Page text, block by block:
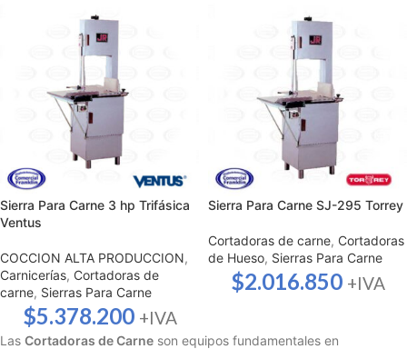
Sierra Para Carne 3 hp Trifásica
Ventus
COCCION ALTA PRODUCCION,
Carnicerías, Cortadoras de
carne, Sierras Para Carne
$5.378.200 +IVA
Sierra Para Carne SJ-295 Torrey
Cortadoras de carne, Cortadoras
de Hueso, Sierras Para Carne
$2.016.850 +IVA
Las Cortadoras de Carne son equipos fundamentales en